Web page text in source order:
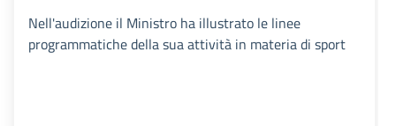
Nell'audizione il Ministro ha illustrato le linee
programmatiche della sua attività in materia di sport